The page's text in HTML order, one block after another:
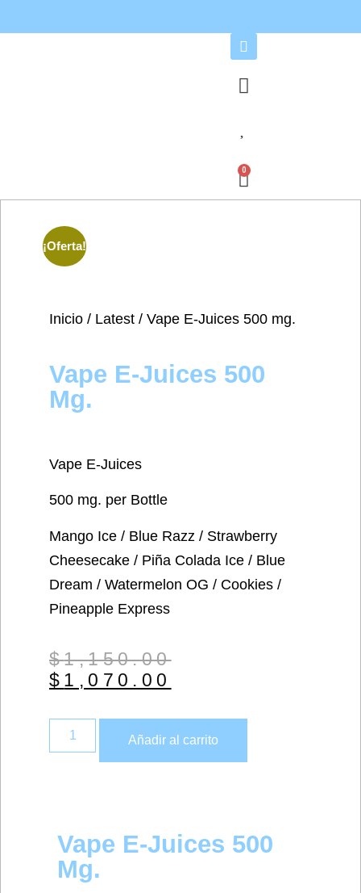
0
¡Oferta!
Inicio / Latest / Vape E-Juices 500 mg.
Vape E-Juices 500
Mg.
Vape E-Juices
500 mg. per Bottle
Mango Ice / Blue Razz / Strawberry
Cheesecake / Piña Colada Ice / Blue
Dream / Watermelon OG / Cookies /
Pineapple Express
$1,150.00
$ 1,070.00
Añadir al carrito
Vape E-Juices 500
Mg.